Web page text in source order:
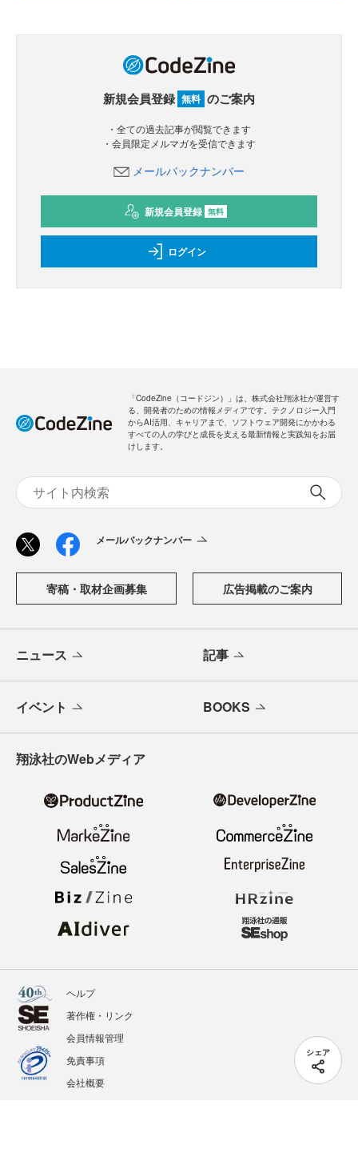
シェア
新規会員登録 無料 のご案内
・全ての過去記事が閲覧できます
・会員限定メルマガを受信できます
メールバックナンバー
新規会員登録 無料
ログイン
「CodeZine（コードジン）」は、株式会社翔泳社が運営す
る、開発者のための情報メディアです。テクノロジー入門
からAI活用、キャリアまで、ソフトウェア開発にかかわる
すべての人の学びと成長を支える最新情報と実践知をお届
けします。
メールバックナンバー
寄稿・取材企画募集 広告掲載のご案内
ニュース 記事
イベント BOOKS
翔泳社のWebメディア
ヘルプ
著作権・リンク
会員情報管理
免責事項
会社概要